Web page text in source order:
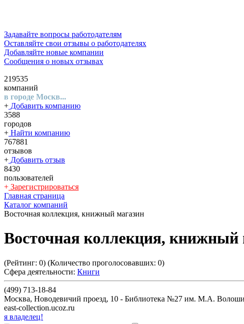
Задавайте вопросы работодателям
Оставляйте свои отзывы о работодателях
Добавляйте новые компании
Сообщения о новых отзывах
219535
компаний
в городе Москв...
+ Добавить компанию
3588
городов
+ Найти компанию
767881
отзывов
+ Добавить отзыв
8430
пользователей
+ Зарегистрироваться
Главная страница
Каталог компаний
Восточная коллекция, книжный магазин
Восточная коллекция, книжный
(Рейтинг: 0) (Количество проголосовавших: 0)
Сфера деятельности: Книги
(499) 713-18-84
Москва, Новодевичий проезд, 10 - Библиотека №27 им. М.А.
east-collection.ucoz.ru
я владелец!